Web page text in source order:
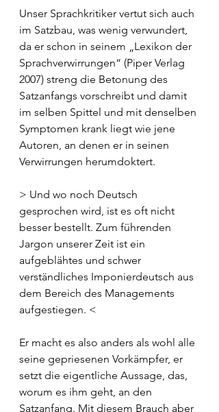
Unser Sprachkritiker vertut sich auch
im Satzbau, was wenig verwundert,
da er schon in seinem „Lexikon der
Sprachverwirrungen“ (Piper Verlag
2007) streng die Betonung des
Satzanfangs vorschreibt und damit
im selben Spittel und mit denselben
Symptomen krank liegt wie jene
Autoren, an denen er in seinen
Verwirrungen herumdoktert.
> Und wo noch Deutsch
gesprochen wird, ist es oft nicht
besser bestellt. Zum führenden
Jargon unserer Zeit ist ein
aufgeblähtes und schwer
verständliches Imponierdeutsch aus
dem Bereich des Managements
aufgestiegen. <
Er macht es also anders als wohl alle
seine gepriesenen Vorkämpfer, er
setzt die eigentliche Aussage, das,
worum es ihm geht, an den
Satzanfang. Mit diesem Brauch aber